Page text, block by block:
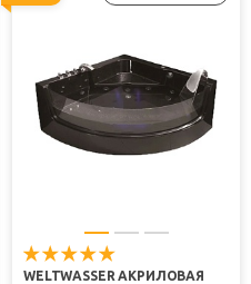
WELTWASSER АКРИЛОВАЯ